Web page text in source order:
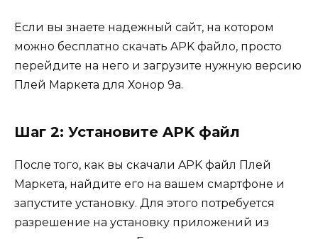
Если вы знаете надежный сайт, на котором
можно бесплатно скачать APK файло, просто
перейдите на него и загрузите нужную версию
Плей Маркета для Хонор 9а.
Шаг 2: Установите APK файл
После того, как вы скачали APK файл Плей
Маркета, найдите его на вашем смартфоне и
запустите установку. Для этого потребуется
разрешение на установку приложений из